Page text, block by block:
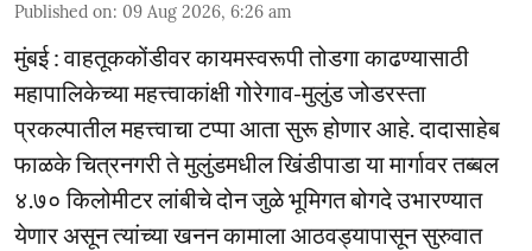
Published on: 09 Aug 2026, 6:26 am
मुंबई : वाहतूककोंडीवर कायमस्वरूपी तोडगा काढण्यासाठी
महापालिकेच्या महत्त्वाकांक्षी गोरेगाव-मुलुंड जोडरस्ता
प्रकल्पातील महत्त्वाचा टप्पा आता सुरू होणार आहे. दादासाहेब
फाळके चित्रनगरी ते मुलुंडमधील खिंडीपाडा या मार्गावर तब्बल
४.७० किलोमीटर लांबीचे दोन जुळे भूमिगत बोगदे उभारण्यात
येणार असून त्यांच्या खनन कामाला आठवड्यापासून सुरुवात